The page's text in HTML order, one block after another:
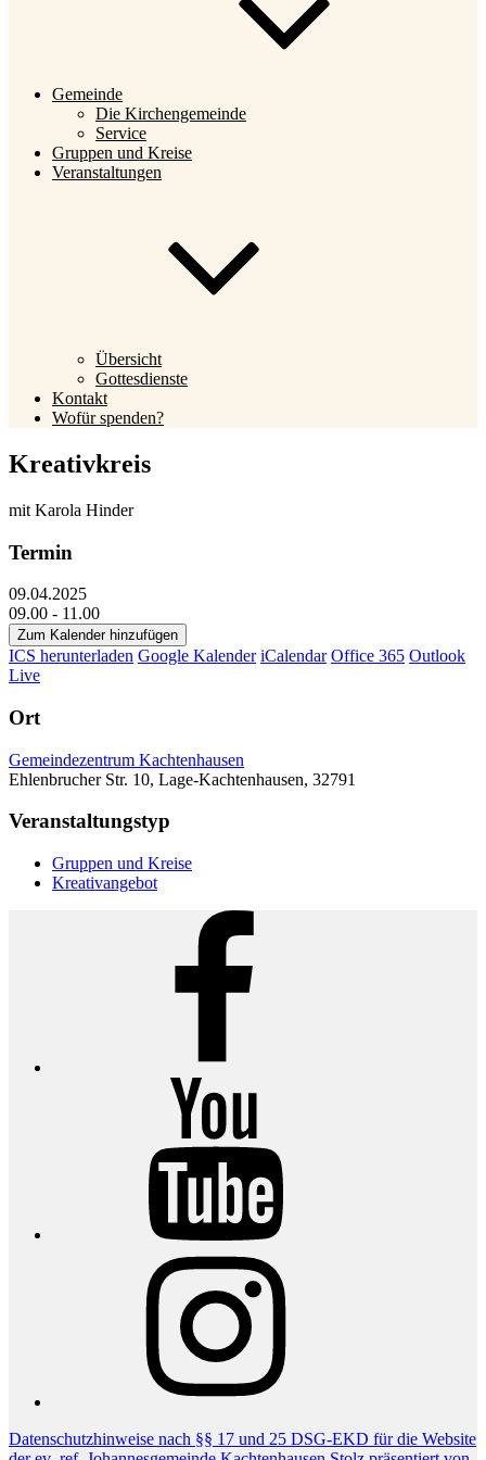
Gemeinde
Die Kirchengemeinde
Service
Gruppen und Kreise
Veranstaltungen
Übersicht
Gottesdienste
Kontakt
Wofür spenden?
Kreativkreis
mit Karola Hinder
Termin
09.04.2025
09.00 - 11.00
Zum Kalender hinzufügen
ICS herunterladen Google Kalender iCalendar Office 365 Outlook
Live
Ort
Gemeindezentrum Kachtenhausen
Ehlenbrucher Str. 10, Lage-Kachtenhausen, 32791
Veranstaltungstyp
Gruppen und Kreise
Kreativangebot
Datenschutzhinweise nach §§ 17 und 25 DSG-EKD für die Website